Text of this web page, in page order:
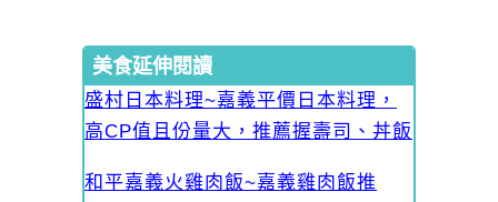
美食延伸閱讀
盛村日本料理~嘉義平價日本料理，
高CP值且份量大，推薦握壽司、丼飯
和平嘉義火雞肉飯~嘉義雞肉飯推